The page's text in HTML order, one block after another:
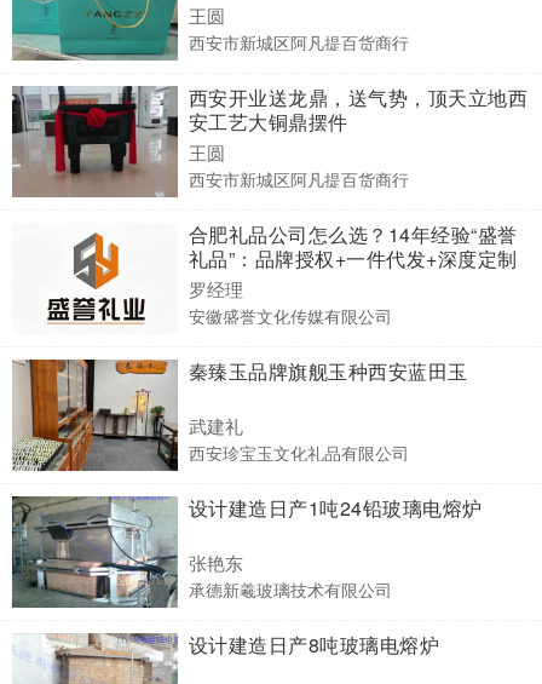
王圆
西安市新城区阿凡提百货商行
西安开业送龙鼎，送气势，顶天立地西
安工艺大铜鼎摆件
王圆
西安市新城区阿凡提百货商行
合肥礼品公司怎么选？14年经验“盛誉
礼品”：品牌授权+一件代发+深度定制
罗经理
安徽盛誉文化传媒有限公司
秦臻玉品牌旗舰玉种西安蓝田玉
武建礼
西安珍宝玉文化礼品有限公司
设计建造日产1吨24铅玻璃电熔炉
张艳东
承德新羲玻璃技术有限公司
设计建造日产8吨玻璃电熔炉